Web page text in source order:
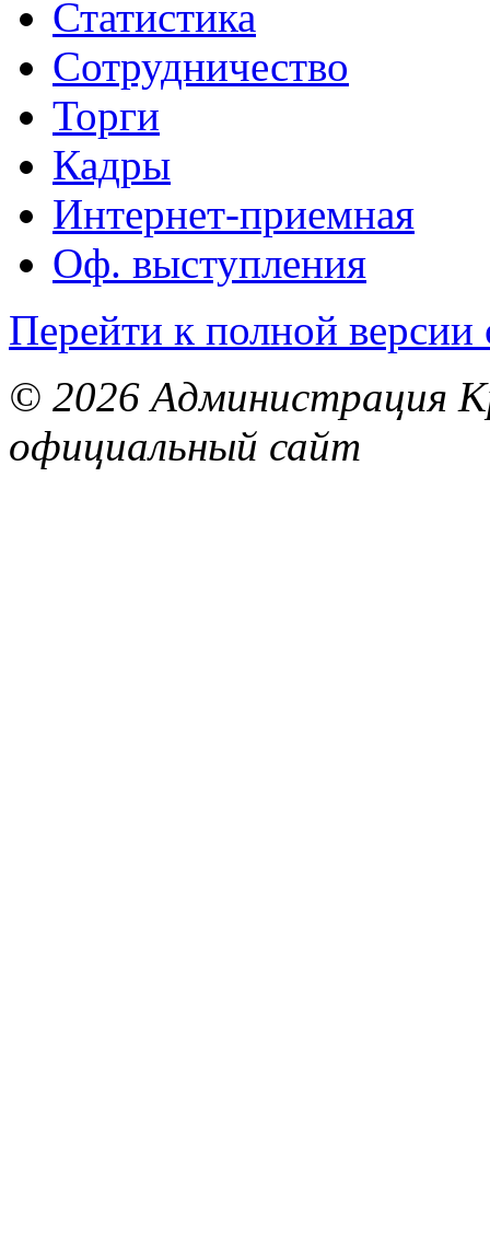
Статистика
Сотрудничество
Торги
Кадры
Интернет-приемная
Оф. выступления
Перейти к полной версии
© 2026 Администрация
официальный сайт